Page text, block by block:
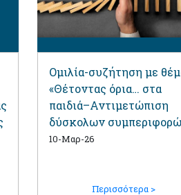
Ομιλία-συζήτηση με
«Θέτοντας όρια… στα
παιδιά–Αντιμετώπιση
δύσκολων
στο σπίτι».
10-Μαρ-26
Περισσότερα >